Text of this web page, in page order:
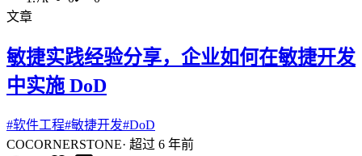
文章
敏捷实践经验分享，企业如何在敏捷开发
中实施 DoD
#软件工程#敏捷开发#DoD
COCORNERSTONE· 超过 6 年前